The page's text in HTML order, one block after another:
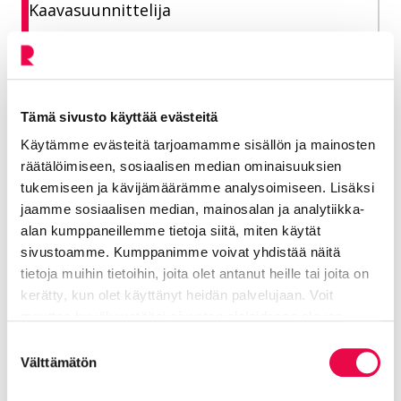
Tämä sivusto käyttää evästeitä
Käytämme evästeitä tarjoamamme sisällön ja mainosten
räätälöimiseen, sosiaalisen median ominaisuuksien
tukemiseen ja kävijämäärämme analysoimiseen. Lisäksi
jaamme sosiaalisen median, mainosalan ja analytiikka-
alan kumppaneillemme tietoja siitä, miten käytät
sivustoamme. Kumppanimme voivat yhdistää näitä
tietoja muihin tietoihin, joita olet antanut heille tai joita on
kerätty, kun olet käyttänyt heidän palvelujaan. Voit
valinta
Välttämätön
Kaavasuunnittelija
Elinvoiman toimiala
Kaavoitus, asemakaavoitus,
asemakaavatiedustelut ja -neuvonta
Lisää aiheesta: Asemakaavoitus